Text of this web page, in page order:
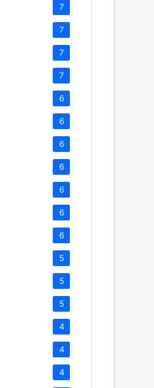
7
7
7
7
6
6
6
6
6
6
6
5
5
5
4
4
4